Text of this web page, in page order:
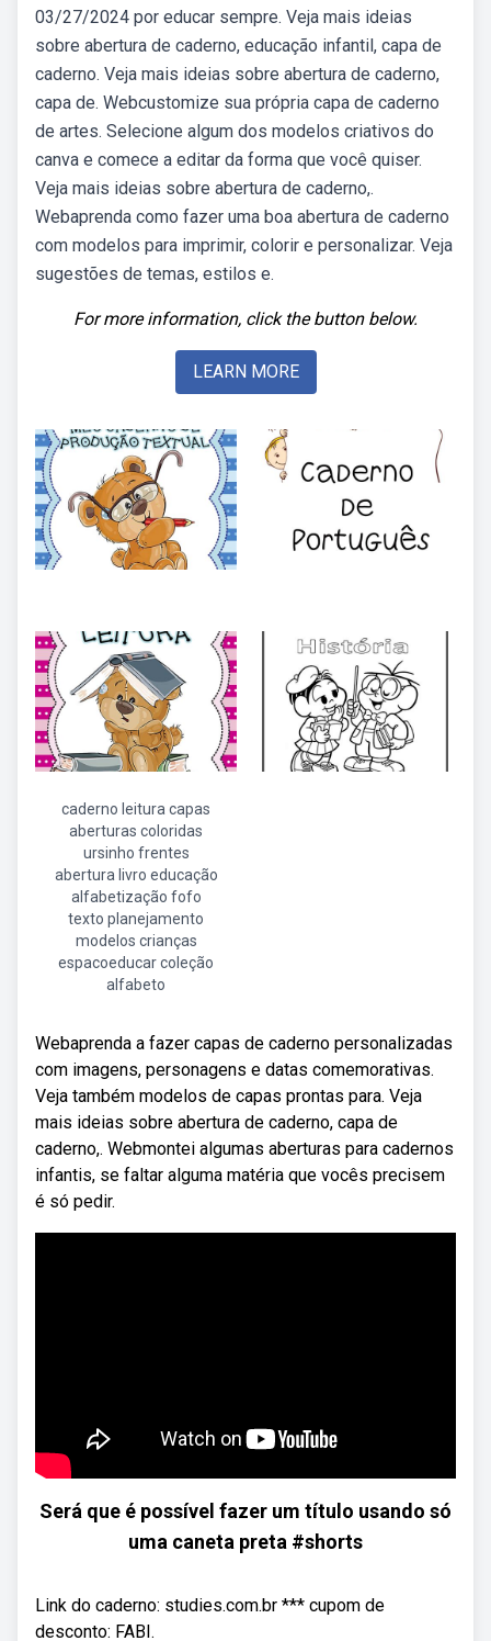
03/27/2024 por educar sempre. Veja mais ideias
sobre abertura de caderno, educação infantil, capa de
caderno. Veja mais ideias sobre abertura de caderno,
capa de. Webcustomize sua própria capa de caderno
de artes. Selecione algum dos modelos criativos do
canva e comece a editar da forma que você quiser.
Veja mais ideias sobre abertura de caderno,.
Webaprenda como fazer uma boa abertura de caderno
com modelos para imprimir, colorir e personalizar. Veja
sugestões de temas, estilos e.
For more information, click the button below.
LEARN MORE
caderno leitura capas
aberturas coloridas
ursinho frentes
abertura livro educação
alfabetização fofo
texto planejamento
modelos crianças
espacoeducar coleção
alfabeto
Webaprenda a fazer capas de caderno personalizadas
com imagens, personagens e datas comemorativas.
Veja também modelos de capas prontas para. Veja
mais ideias sobre abertura de caderno, capa de
caderno,. Webmontei algumas aberturas para cadernos
infantis, se faltar alguma matéria que vocês precisem
é só pedir.
Será que é possível fazer um título usando só
uma caneta preta #shorts
Link do caderno: studies.com.br *** cupom de
desconto: FABI.